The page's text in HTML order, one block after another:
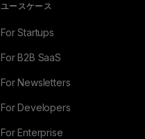
ユースケース
For Startups
For B2B SaaS
For Newsletters
For Developers
For Enterprise